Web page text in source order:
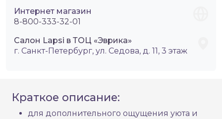
Интернет магазин
8-800-333-32-01
Салон Lapsi в ТОЦ «Эврика»
г. Санкт-Петербург, ул. Седова, д. 11, 3 этаж
Краткое описание:
для дополнительного ощущения уюта и